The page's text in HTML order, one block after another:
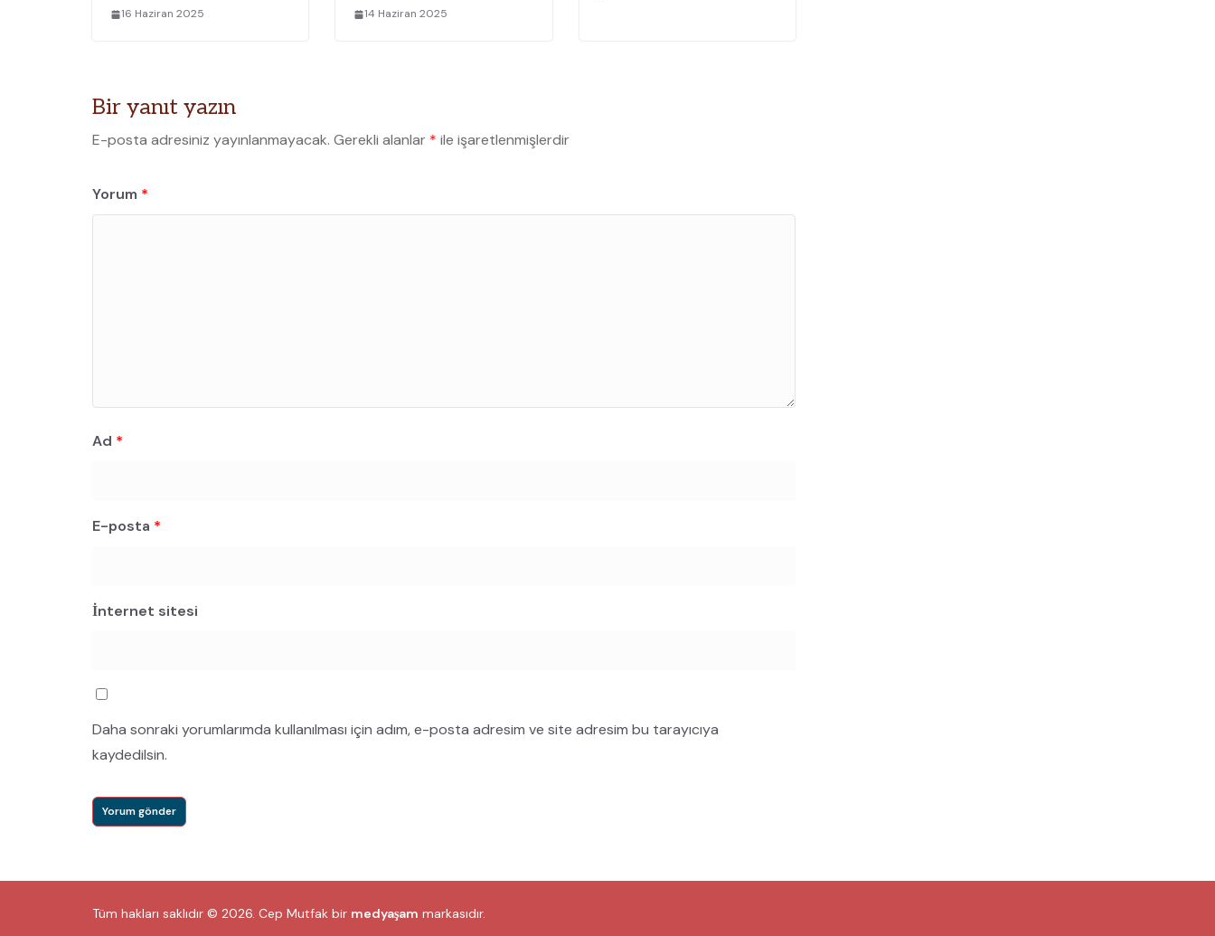
16 Haziran 2025 14 Haziran 2025
Bir yanıt yazın
E-posta adresiniz yayınlanmayacak. Gerekli alanlar * ile işaretlenmişlerdir
Yorum *
Ad *
E-posta *
İnternet sitesi
Daha sonraki yorumlarımda kullanılması için adım, e-posta adresim ve site adresim bu tarayıcıya
kaydedilsin.
Tüm hakları saklıdır © 2026. Cep Mutfak bir medyaşam markasıdır.